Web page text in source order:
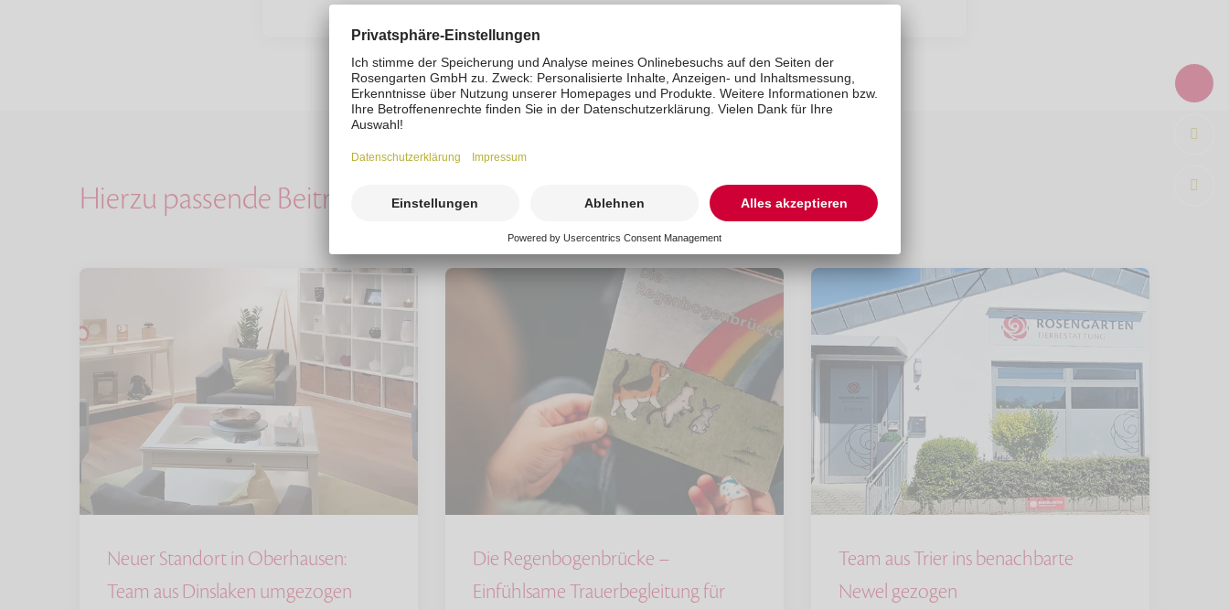
Hierzu passende Beiträge
Neuer Standort in Oberhausen:
Team aus Dinslaken umgezogen
Die Regenbogenbrücke –
Einfühlsame Trauerbegleitung für
Team aus Trier ins benachbarte
Newel gezogen